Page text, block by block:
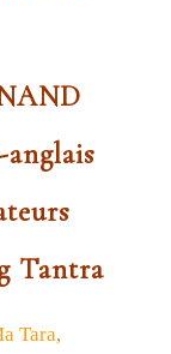
Tantra
Tara,